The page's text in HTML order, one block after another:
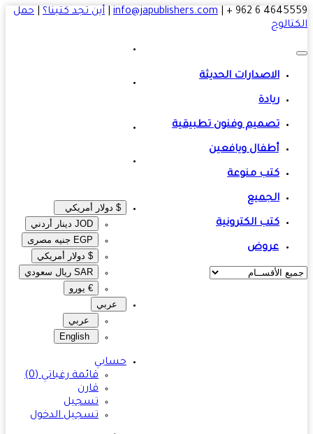
4645559 6
|
info@japublishers.com
|أين تجد كتبنا؟|حمل
$ دولار أمريكي
JOD دينار أردني
EGP جنيه مصرى‎
$ دولار أمريكي
SAR ريال سعودي
€ يورو
عربي
عربي
English
حسابي
قائمة رغباتي (0)
قارن
تسجيل
تسجيل الدخول
الاصدارات الحديثة
ريادة
تصميم وفنون تطبيقية
أطفال ويافعين
كتب منوعة
الجميع
كتب الكترونية
عروض